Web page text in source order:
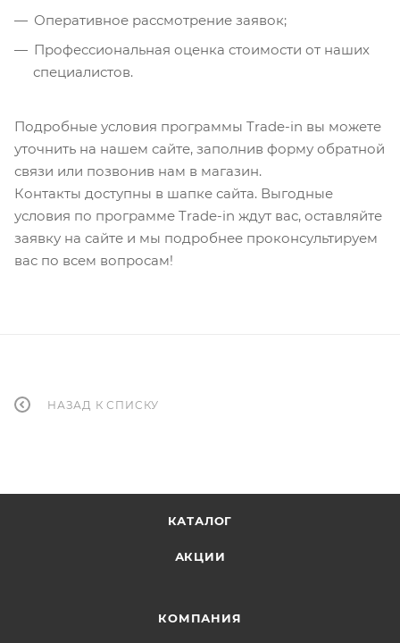
Оперативное рассмотрение заявок;
Профессиональная оценка стоимости от наших
специалистов.
Подробные условия программы Trade-in вы можете
уточнить на нашем сайте, заполнив форму обратной
связи или позвонив нам в магазин.
Контакты доступны в шапке сайта. Выгодные
условия по программе Trade-in ждут вас, оставляйте
заявку на сайте и мы подробнее проконсультируем
вас по всем вопросам!
НАЗАД К СПИСКУ
КАТАЛОГ
АКЦИИ
КОМПАНИЯ